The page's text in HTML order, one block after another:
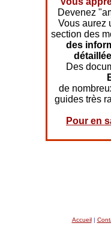
Devenez
Vous aurez
section des
des
Des
de
guides très
Pour en
Accueil|